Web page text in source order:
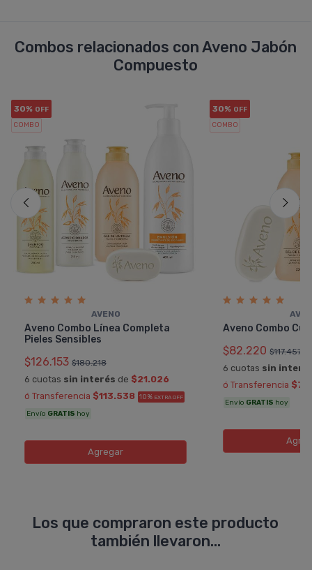
Combos relacionados con Aveno Jabón
Compuesto
30% OFF
COMBO
AVENO
Aveno Combo Línea Completa
Pieles Sensibles
$126.153 $180.218
6 cuotas sin interés de $21.026
ó Transferencia $113.538 10% EXTRA OFF
Envío GRATIS hoy
Agregar
30% OFF
COMBO
Aveno Combo
$82.220 $117.457
6 cuotas sin
ó Transferencia
Envío GRATIS hoy
Los que compraron este producto
también llevaron...